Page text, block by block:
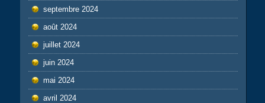
septembre 2024
août 2024
juillet 2024
juin 2024
mai 2024
avril 2024